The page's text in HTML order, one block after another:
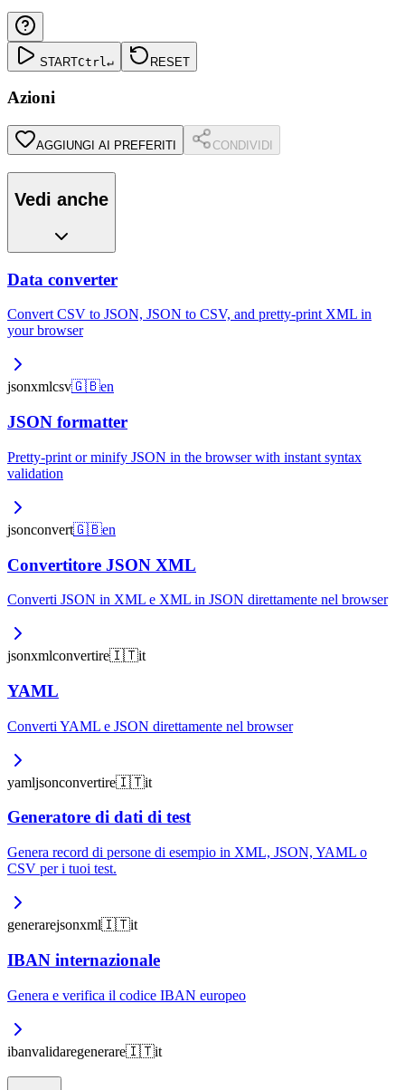
STARTCtrl ↵ RESET
Azioni
AGGIUNGI AI PREFERITI CONDIVIDI
Vedi anche
Data converter
Convert CSV to JSON, JSON to CSV, and pretty-print XML in
your browser
jsonxmlcsv🇬🇧en
JSON formatter
Pretty-print or minify JSON in the browser with instant syntax
validation
jsonconvert🇬🇧en
Convertitore JSON XML
Converti JSON in XML e XML in JSON direttamente nel browser
jsonxmlconvertire🇮🇹it
YAML
Converti YAML e JSON direttamente nel browser
yamljsonconvertire🇮🇹it
Generatore di dati di test
Genera record di persone di esempio in XML, JSON, YAML o
CSV per i tuoi test.
generarejsonxml🇮🇹it
IBAN internazionale
Genera e verifica il codice IBAN europeo
ibanvalidaregenerare🇮🇹it